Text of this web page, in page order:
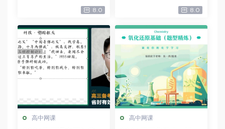
秋季班，百度网盘分享
8.0
地理一轮暑秋，百度网
8.0
高中网课 高中网课